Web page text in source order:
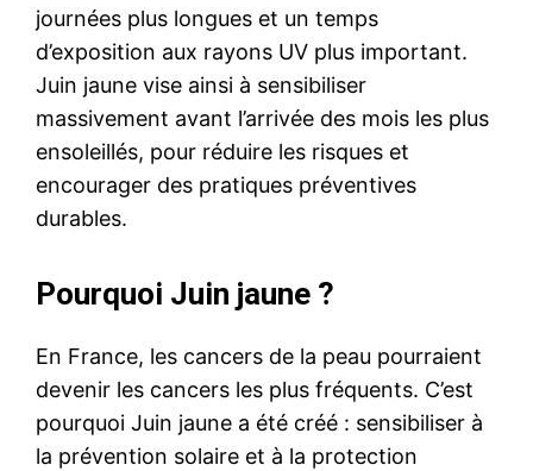
journées plus longues et un temps
d’exposition aux rayons UV plus important.
Juin jaune vise ainsi à sensibiliser
massivement avant l’arrivée des mois les plus
ensoleillés, pour réduire les risques et
encourager des pratiques préventives
durables.
Pourquoi Juin jaune ?
En France, les cancers de la peau pourraient
devenir les cancers les plus fréquents. C’est
pourquoi Juin jaune a été créé : sensibiliser à
la prévention solaire et à la protection